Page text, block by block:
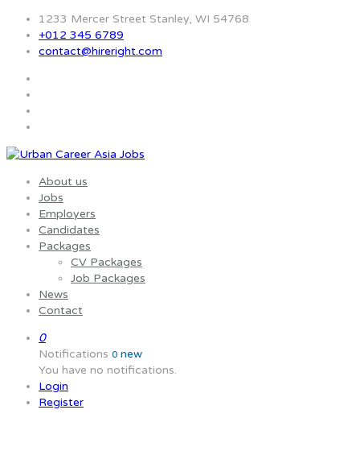
1233 Mercer Street Stanley, WI 54768
+012 345 6789
contact@hireright.com
About us
Jobs
Employers
Candidates
Packages
CV Packages
Job Packages
News
Contact
0
Notifications 0 new
You have no notifications.
Login
Register